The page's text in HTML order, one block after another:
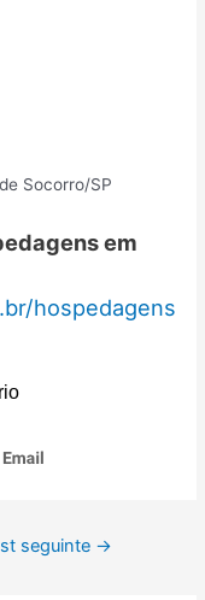
Socorro/SP
em
hospedagens
seguinte →